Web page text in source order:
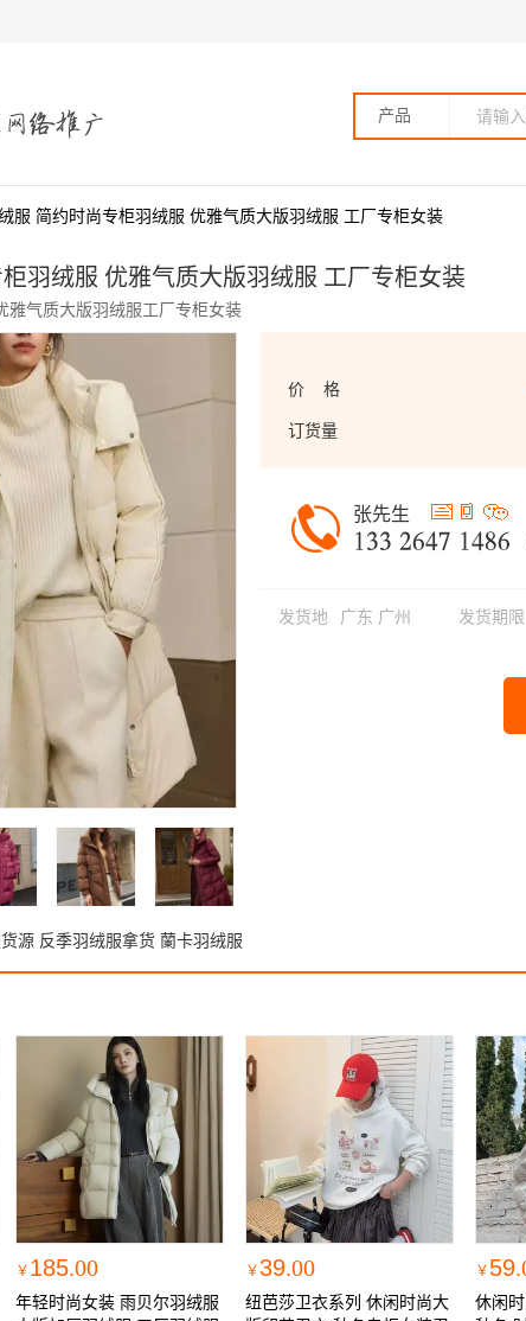
产品
服 简约时尚专柜羽绒服 优雅气质大版羽绒服 工厂专柜女装
羽绒服 优雅气质大版羽绒服 工厂专柜女装
雅气质大版羽绒服工厂专柜女装
源 反季羽绒服拿货 蘭卡羽绒服
价 格
订货量
张先生
𐂴𐂵𐂵 𐂶𐂷𐂸𐂹 𐂴𐂸𐂺𐂷
发货地 广东 广州 发货期限
￥ 185.00
年轻时尚女装 雨贝尔羽绒服
￥39.00
纽芭莎卫衣系列 休闲时尚大
￥ 59
休闲